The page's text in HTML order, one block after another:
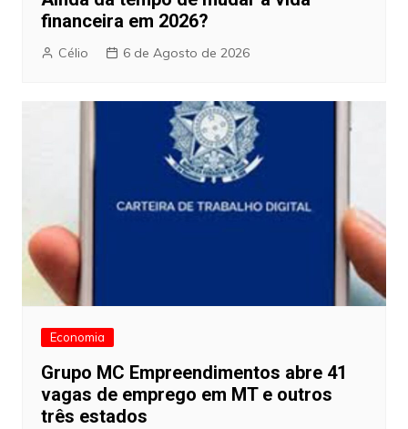
financeira em 2026?
Célio 6 de Agosto de 2026
Economia
Grupo MC Empreendimentos abre 41
vagas de emprego em MT e outros
três estados